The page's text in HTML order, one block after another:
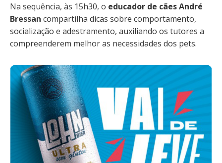
Na sequência, às 15h30, o educador de cães André
Bressan compartilha dicas sobre comportamento,
socialização e adestramento, auxiliando os tutores a
compreenderem melhor as necessidades dos pets.